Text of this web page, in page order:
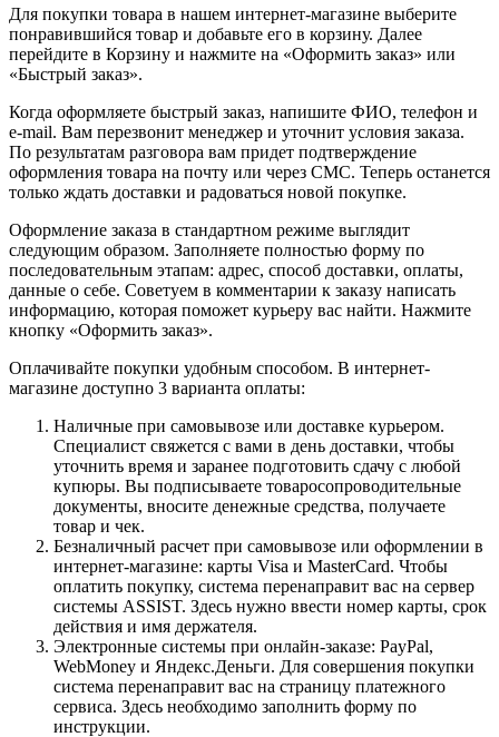
Для покупки товара в нашем интернет-магазине выберите
понравившийся товар и добавьте его в корзину. Далее
перейдите в Корзину и нажмите на «Оформить заказ» или
«Быстрый заказ».
Когда оформляете быстрый заказ, напишите ФИО, телефон и
e-mail. Вам перезвонит менеджер и уточнит условия заказа.
По результатам разговора вам придет подтверждение
оформления товара на почту или через СМС. Теперь останется
только ждать доставки и радоваться новой покупке.
Оформление заказа в стандартном режиме выглядит
следующим образом. Заполняете полностью форму по
последовательным этапам: адрес, способ доставки, оплаты,
данные о себе. Советуем в комментарии к заказу написать
информацию, которая поможет курьеру вас найти. Нажмите
кнопку «Оформить заказ».
Оплачивайте покупки удобным способом. В интернет-
магазине доступно 3 варианта оплаты:
Наличные при самовывозе или доставке курьером.
Специалист свяжется с вами в день доставки, чтобы
уточнить время и заранее подготовить сдачу с любой
купюры. Вы подписываете товаросопроводительные
документы, вносите денежные средства, получаете
товар и чек.
Безналичный расчет при самовывозе или оформлении в
интернет-магазине: карты Visa и MasterCard. Чтобы
оплатить покупку, система перенаправит вас на сервер
системы ASSIST. Здесь нужно ввести номер карты, срок
действия и имя держателя.
Электронные системы при онлайн-заказе: PayPal,
WebMoney и Яндекс.Деньги. Для совершения покупки
система перенаправит вас на страницу платежного
сервиса. Здесь необходимо заполнить форму по
инструкции.